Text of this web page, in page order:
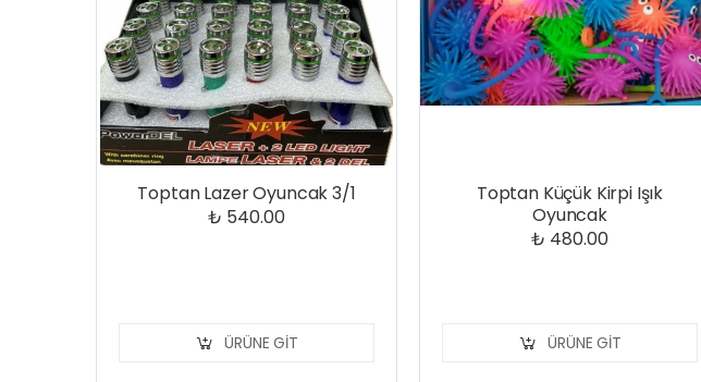
Toptan Lazer Oyuncak 3/1
₺ 540.00
ÜRÜNE GIT
Toptan Küçük Kirpi Işık
Oyuncak
₺ 480.00
ÜRÜNE GIT